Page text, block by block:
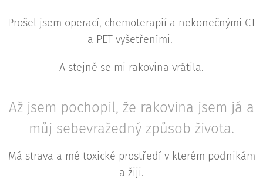
Prošel jsem operací, chemoterapií a nekonečnými CT
a PET vyšetřeními.
A stejně se mi rakovina vrátila.
Až jsem pochopil, že rakovina jsem já a
můj sebevražedný způsob života.
Má strava a mé toxické prostředí v kterém podnikám
a žiji.